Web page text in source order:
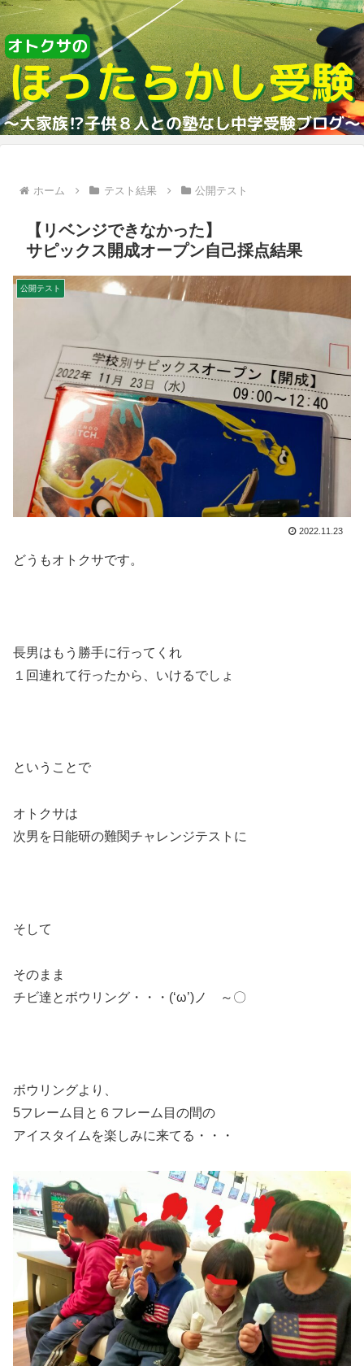
ホーム テスト結果 公開テスト
【リベンジできなかった】
サピックス開成オープン自己採点結果
公開テスト
2022.11.23
どうもオトクサです。
長男はもう勝手に行ってくれ
１回連れて行ったから、いけるでしょ
ということで
オトクサは
次男を日能研の難関チャレンジテストに
そして
そのまま
チビ達とボウリング・・・(‘ω’)ノ ～〇
ボウリングより、
5フレーム目と６フレーム目の間の
アイスタイムを楽しみに来てる・・・